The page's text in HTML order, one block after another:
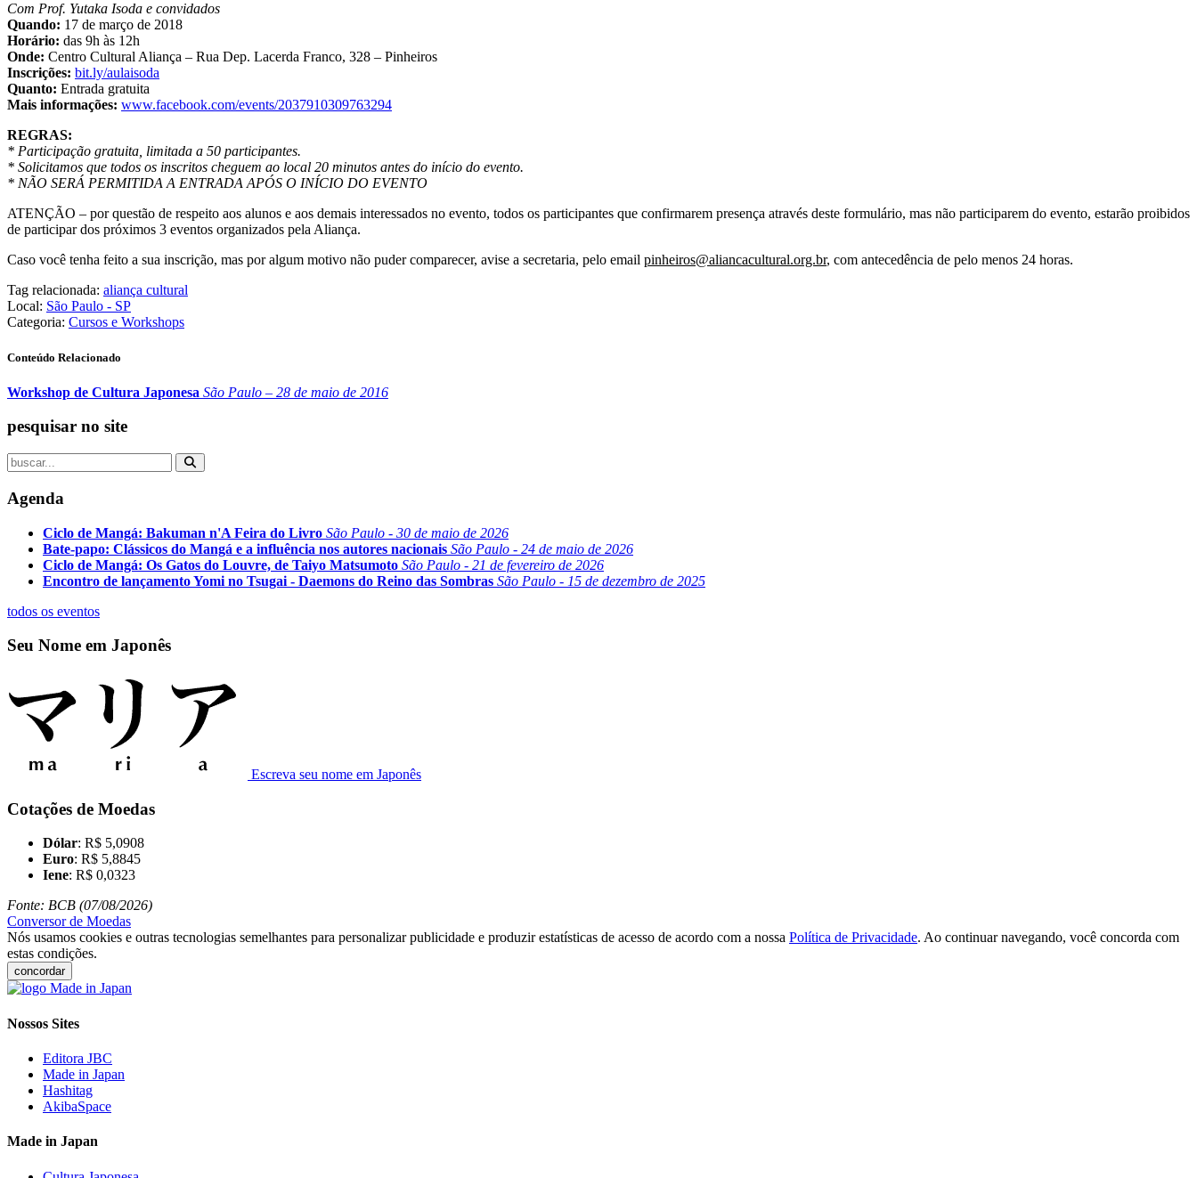
Com Prof. Yutaka Isoda e convidados
Quando: 17 de março de 2018
Horário: das 9h às 12h
Onde: Centro Cultural Aliança – Rua Dep. Lacerda Franco, 328 – Pinheiros
Inscrições: bit.ly/aulaisoda
Quanto: Entrada gratuita
Mais informações: www.facebook.com/events/2037910309763294
REGRAS:
* Participação gratuita, limitada a 50 participantes.
* Solicitamos que todos os inscritos cheguem ao local 20 minutos antes do início do evento.
* NÃO SERÁ PERMITIDA A ENTRADA APÓS O INÍCIO DO EVENTO
ATENÇÃO – por questão de respeito aos alunos e aos demais interessados no evento, todos os participantes que confirmarem presença através deste formulário, mas não participarem do evento, estarão proibidos
de participar dos próximos 3 eventos organizados pela Aliança.
Caso você tenha feito a sua inscrição, mas por algum motivo não puder comparecer, avise a secretaria, pelo email pinheiros@aliancacultural.org.br, com antecedência de pelo menos 24 horas.
Tag relacionada: aliança cultural
Local: São Paulo - SP
Categoria: Cursos e Workshops
Conteúdo Relacionado
Workshop de Cultura Japonesa São Paulo – 28 de maio de 2016
pesquisar no site
Agenda
Ciclo de Mangá: Bakuman n'A Feira do Livro São Paulo - 30 de maio de 2026
Bate-papo: Clássicos do Mangá e a influência nos autores nacionais São Paulo - 24 de maio de 2026
Ciclo de Mangá: Os Gatos do Louvre, de Taiyo Matsumoto São Paulo - 21 de fevereiro de 2026
Encontro de lançamento Yomi no Tsugai - Daemons do Reino das Sombras São Paulo - 15 de dezembro de 2025
todos os eventos
Seu Nome em Japonês
Escreva seu nome em Japonês
Cotações de Moedas
Dólar: R$ 5,0908
Euro: R$ 5,8845
Iene: R$ 0,0323
Fonte: BCB (07/08/2026)
Conversor de Moedas
Nós usamos cookies e outras tecnologias semelhantes para personalizar publicidade e produzir estatísticas de acesso de acordo com a nossa Política de Privacidade. Ao continuar navegando, você concorda com
estas condições.
concordar
Nossos Sites
Editora JBC
Made in Japan
Hashitag
AkibaSpace
Made in Japan